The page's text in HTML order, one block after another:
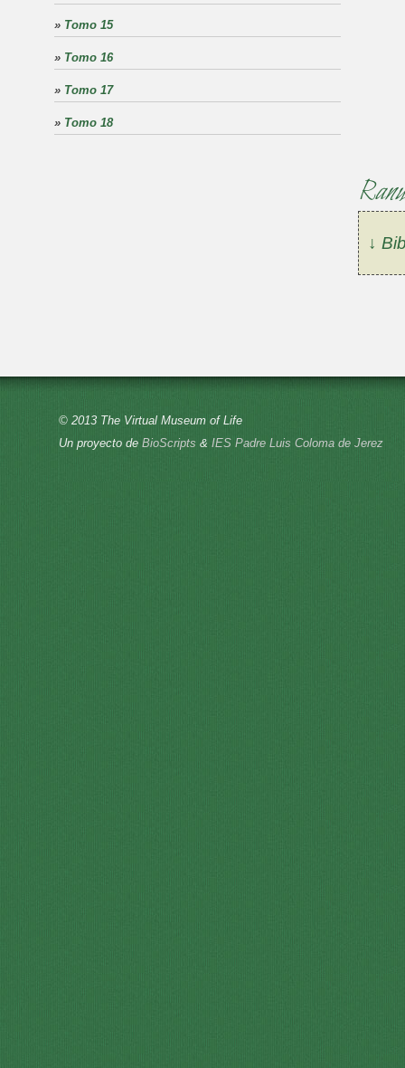
↓
» Tomo 15
» Tomo 16
» Tomo 17
» Tomo 18
© 2013 The Virtual Museum of Life
Un proyecto de BioScripts & IES Padre Luis Coloma de Jerez